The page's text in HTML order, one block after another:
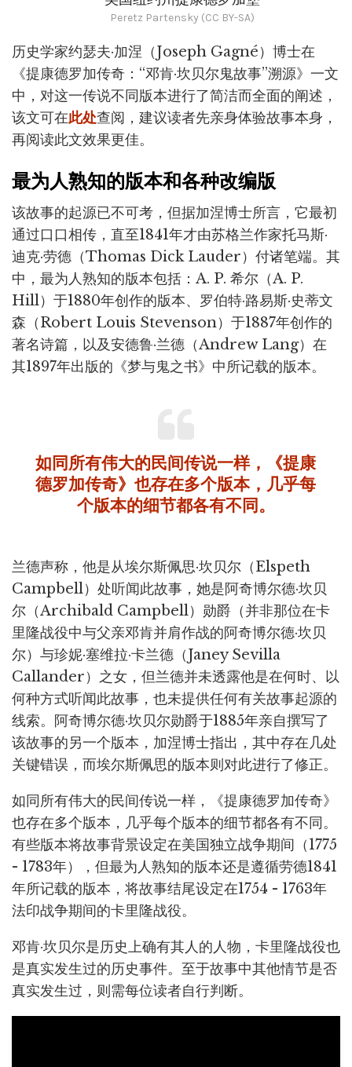
Peretz Partensky (CC BY-SA)
历史学家约瑟夫·加涅（Joseph Gagné）博士在
《提康德罗加传奇：“邓肯·坎贝尔鬼故事”溯源》一文
中，对这一传说不同版本进行了简洁而全面的阐述，
该文可在此处查阅，建议读者先亲身体验故事本身，
再阅读此文效果更佳。
最为人熟知的版本和各种改编版
该故事的起源已不可考，但据加涅博士所言，它最初
通过口口相传，直至1841年才由苏格兰作家托马斯·
迪克·劳德（Thomas Dick Lauder）付诸笔端。其
中，最为人熟知的版本包括：A. P. 希尔（A. P.
Hill）于1880年创作的版本、罗伯特·路易斯·史蒂文
森（Robert Louis Stevenson）于1887年创作的
著名诗篇，以及安德鲁·兰德（Andrew Lang）在
其1897年出版的《梦与鬼之书》中所记载的版本。
如同所有伟大的民间传说一样，《提康
德罗加传奇》也存在多个版本，几乎每
个版本的细节都各有不同。
兰德声称，他是从埃尔斯佩思·坎贝尔（Elspeth
Campbell）处听闻此故事，她是阿奇博尔德·坎贝
尔（Archibald Campbell）勋爵（并非那位在卡
里隆战役中与父亲邓肯并肩作战的阿奇博尔德·坎贝
尔）与珍妮·塞维拉·卡兰德（Janey Sevilla
Callander）之女，但兰德并未透露他是在何时、以
何种方式听闻此故事，也未提供任何有关故事起源的
线索。阿奇博尔德·坎贝尔勋爵于1885年亲自撰写了
该故事的另一个版本，加涅博士指出，其中存在几处
关键错误，而埃尔斯佩思的版本则对此进行了修正。
如同所有伟大的民间传说一样，《提康德罗加传奇》
也存在多个版本，几乎每个版本的细节都各有不同。
有些版本将故事背景设定在美国独立战争期间（1775
- 1783年），但最为人熟知的版本还是遵循劳德1841
年所记载的版本，将故事结尾设定在1754 - 1763年
法印战争期间的卡里隆战役。
邓肯·坎贝尔是历史上确有其人的人物，卡里隆战役也
是真实发生过的历史事件。至于故事中其他情节是否
真实发生过，则需每位读者自行判断。